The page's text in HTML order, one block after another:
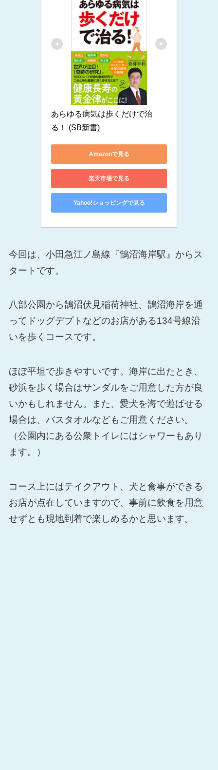
あらゆる病気は歩くだけで治
る！ (SB新書)
Amazonで見る
楽天市場で見る
Yahoo!ショッピングで見る
今回は、小田急江ノ島線『鵠沼海岸駅』からス
タートです。
八部公園から鵠沼伏見稲荷神社、鵠沼海岸を通
ってドッグデプトなどのお店がある134号線沿
いを歩くコースです。
ほぼ平坦で歩きやすいです。海岸に出たとき、
砂浜を歩く場合はサンダルをご用意した方が良
いかもしれません。また、愛犬を海で遊ばせる
場合は、バスタオルなどもご用意ください。
（公園内にある公衆トイレにはシャワーもあり
ます。）
コース上にはテイクアウト、犬と食事ができる
お店が点在していますので、事前に飲食を用意
せずとも現地到着で楽しめるかと思います。